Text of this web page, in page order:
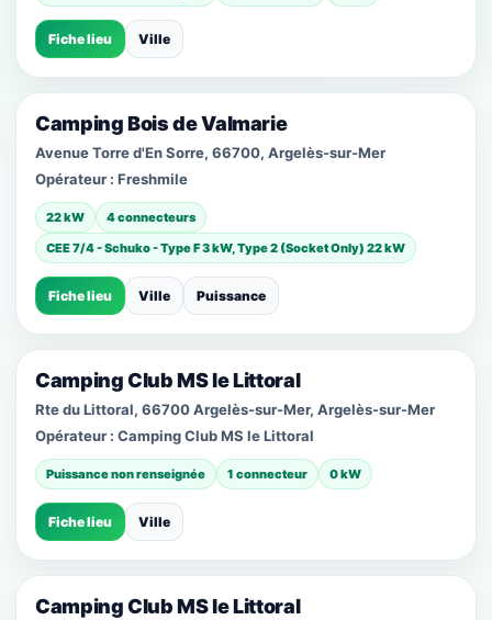
Fiche lieu Ville
Camping Bois de Valmarie
Avenue Torre d'En Sorre, 66700, Argelès-sur-Mer
Opérateur : Freshmile
22 kW
4 connecteurs
CEE 7/4 - Schuko - Type F 3 kW, Type 2 (Socket Only) 22 kW
Fiche lieu Ville Puissance
Camping Club MS le Littoral
Rte du Littoral, 66700 Argelès-sur-Mer, Argelès-sur-Mer
Opérateur : Camping Club MS le Littoral
Puissance non renseignée 1 connecteur 0 kW
Fiche lieu Ville
Camping Club MS le Littoral